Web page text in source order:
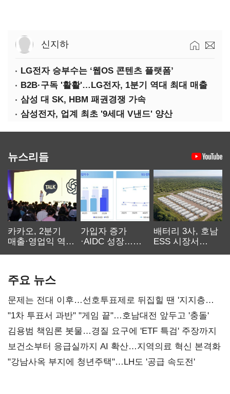
신지하
LG전자 승부수는 ‘웹OS 콘텐츠 플랫폼’
B2B·구독 '활활'…LG전자, 1분기 역대 최대 매출
삼성 대 SK, HBM 패권경쟁 가속
삼성전자, 업계 최초 '9세대 V낸드' 양산
뉴스리듬
카카오, 2분기
매출·영업익 역대
가입자 증가
·AIDC 성장…
배터리 3사, 호남
ESS 시장서
주요 뉴스
문제는 전대 이후…선호투표제로 뒤집힐 땐 '지지층
불복'
"1차 투표서 과반" "게임 끝"…호남대전 앞두고 '충돌'
김용범 책임론 봇물…경질 요구에 'ETF 특검' 주장까지
보건소부터 응급실까지 AI 확산…지역의료 혁신 본격화
"강남사옥 부지에 청년주택"…LH도 '공급 속도전'